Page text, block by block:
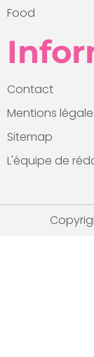
Food
Contact
Mentions
Sitemap
L'équipe de